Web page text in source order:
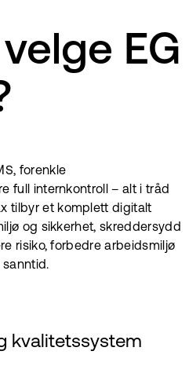
EG
forenkle
full internkontroll – alt i tråd
tilbyr et komplett digitalt
og sikkerhet, skreddersydd
risiko, forbedre arbeidsmiljø
kvalitetssystem